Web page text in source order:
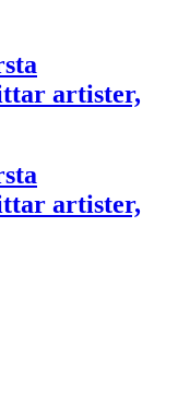
artister,
artister,